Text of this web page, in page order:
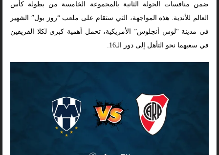
ضمن منافسات الجولة الثانية بالمجموعة الخامسة من بطولة كأس
العالم للأندية. هذه المواجهة، التي ستقام على ملعب “روز بول” الشهير
في مدينة “لوس أنجلوس” الأمريكية، تحمل أهمية كبرى لكلا الفريقين
في سعيهما نحو التأهل إلى دور الـ16.